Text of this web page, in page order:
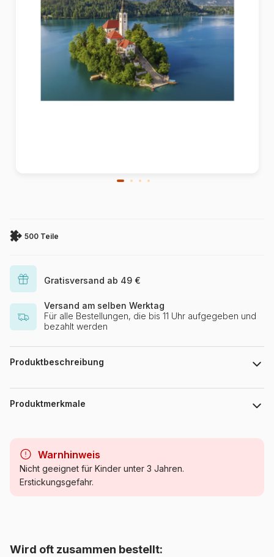
500 Teile
Gratisversand ab 49 €
Versand am selben Werktag
Für alle Bestellungen, die bis 11 Uhr aufgegeben und
bezahlt werden
Produktbeschreibung
ANIME
Produktmerkmale
Kategorie Puzzle Bergwelt
Warnhinweis
Nicht geeignet für Kinder unter 3 Jahren.
Erstickungsgefahr.
Wird oft zusammen bestellt: